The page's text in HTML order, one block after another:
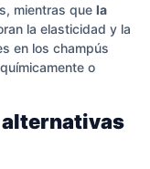
mientras que la
la elasticidad y la
en los champús
o
alternativas